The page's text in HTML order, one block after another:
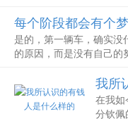
要规划好时间安排 目前已
载请注明：回...
每个阶段都会有个
是的，第一辆车，确实
的原因，而是没有自己的
明：回忆路 » 每个阶段
我所
在我
分钦